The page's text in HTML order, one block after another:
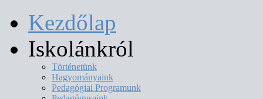
Kezdőlap
Iskolánkról
Történetünk
Hagyományaink
Pedagógiai Programunk